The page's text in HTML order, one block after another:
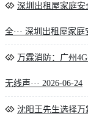
深圳出租屋家庭
全··· 深圳出租屋家庭
万霖消防：广州
无线声··· 2026-06-24
沈阳王先生选择